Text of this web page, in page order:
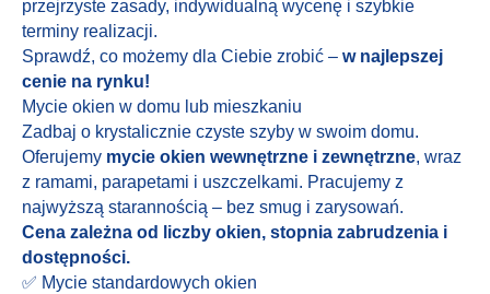
przejrzyste zasady, indywidualną wycenę i szybkie
terminy realizacji.
Sprawdź, co możemy dla Ciebie zrobić – w najlepszej
cenie na rynku!
Mycie okien w domu lub mieszkaniu
Zadbaj o krystalicznie czyste szyby w swoim domu.
Oferujemy mycie okien wewnętrzne i zewnętrzne, wraz
z ramami, parapetami i uszczelkami. Pracujemy z
najwyższą starannością – bez smug i zarysowań.
Cena zależna od liczby okien, stopnia zabrudzenia i
dostępności.
✅ Mycie standardowych okien